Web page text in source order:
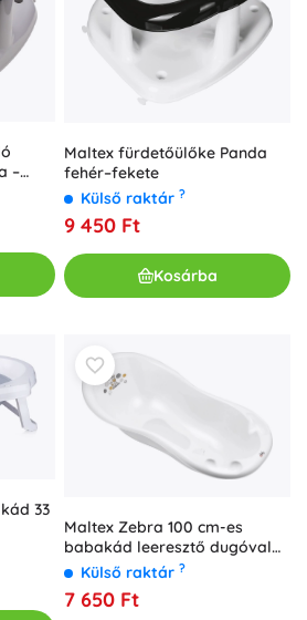
–
Maltex fürdetőülőke Panda
fehér–fekete
Külső raktár ?
9 450 Ft
Kosárba
33
Maltex Zebra 100 cm-es
babakád leeresztő dugóval
és csúszásgátló alátéttel,
Külső raktár ?
7 650 Ft